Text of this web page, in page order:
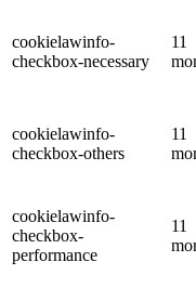
cookielawinfo-
checkbox-necessary
11
cookielawinfo-
checkbox-others
11
cookielawinfo-
checkbox-
performance
11